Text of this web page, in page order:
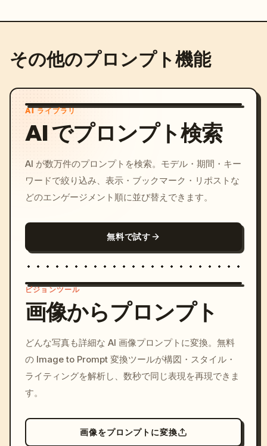
その他のプロンプト機能
AI ライブラリ
AI でプロンプト検索
AI が数万件のプロンプトを検索。モデル・期間・キー
ワードで絞り込み、表示・ブックマーク・リポストな
どのエンゲージメント順に並び替えできます。
無料で試す
c, cyberpunk sunset, neon
colors, 8k --v 6.0
ビジョンツール
画像からプロンプト
どんな写真も詳細な AI 画像プロンプトに変換。無料
の Image to Prompt 変換ツールが構図・スタイル・
ライティングを解析し、数秒で同じ表現を再現できま
す。
画像をプロンプトに変換